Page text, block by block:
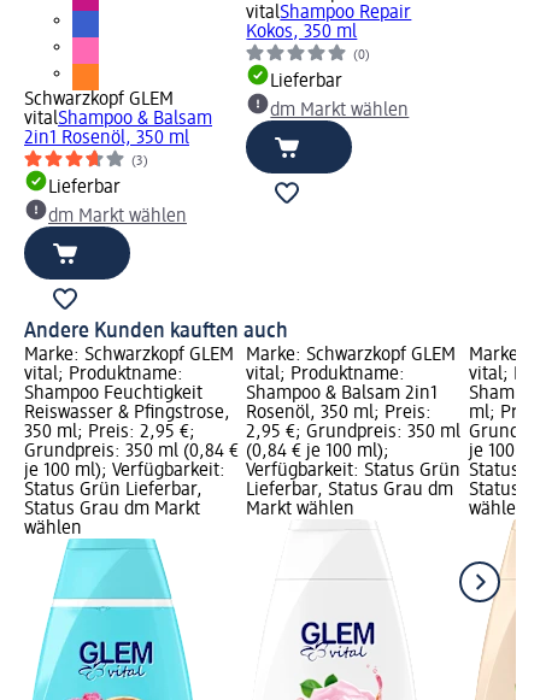
Schwarzkopf GLEM
vitalShampoo & Balsam
2in1 Rosenöl, 350 ml
(3)
Lieferbar
dm Markt wählen
vitalShampoo Repair
Kokos, 350 ml
(0)
Lieferbar
dm Markt wählen
Andere Kunden kauften auch
Marke: Schwarzkopf GLEM
vital; Produktname:
Shampoo Feuchtigkeit
Reiswasser & Pfingstrose,
350 ml; Preis: 2,95 €;
Grundpreis: 350 ml (0,84 €
je 100 ml); Verfügbarkeit:
Status Grün Lieferbar,
Status Grau dm Markt
wählen
Marke: Schwarzkopf GLEM
vital; Produktname:
Shampoo & Balsam 2in1
Rosenöl, 350 ml; Preis:
2,95 €; Grundpreis: 350 ml
(0,84 € je 100 ml);
Verfügbarkeit: Status Grün
Lieferbar, Status Grau dm
Markt wählen
Marke:
vital;
ml;
je 100
Status
Status
wählen